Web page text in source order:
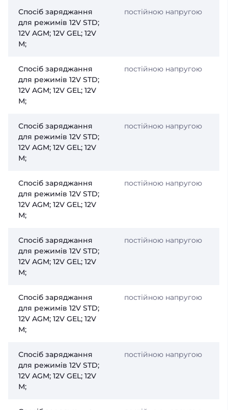
Спосіб заряджання
для режимів 12V STD;
12V AGM; 12V GEL; 12V
М;
постійною напругою
Спосіб заряджання
для режимів 12V STD;
12V AGM; 12V GEL; 12V
М;
постійною напругою
Спосіб заряджання
для режимів 12V STD;
12V AGM; 12V GEL; 12V
М;
постійною напругою
Спосіб заряджання
для режимів 12V STD;
12V AGM; 12V GEL; 12V
М;
постійною напругою
Спосіб заряджання
для режимів 12V STD;
12V AGM; 12V GEL; 12V
М;
постійною напругою
Спосіб заряджання
для режимів 12V STD;
12V AGM; 12V GEL; 12V
М;
постійною напругою
Спосіб заряджання
для режимів 12V STD;
12V AGM; 12V GEL; 12V
М;
постійною напругою